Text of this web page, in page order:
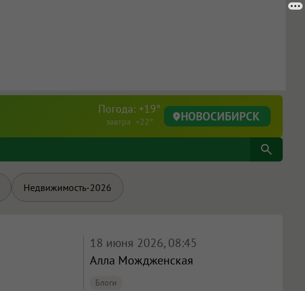
Погода: +19°
завтра +22° НОВОСИБИРСК
Недвижимость-2026
18 июня 2026, 08:45
Алла Мождженская
Блоги